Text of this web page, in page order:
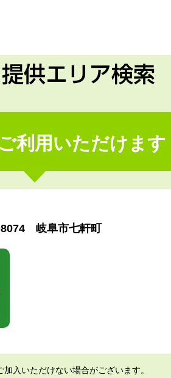
供エリア検索
利用いただけます
8074 岐阜市七軒町
入いただけない場合がございます。